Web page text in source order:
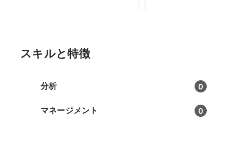
スキルと特徴
分析 0
マネージメント 0